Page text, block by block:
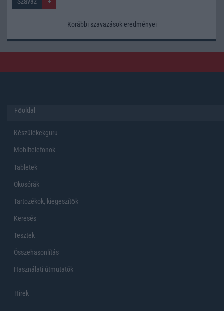
Korábbi szavazások eredményei
Főoldal
Készülékekguru
Mobiltelefonok
Tabletek
Okosórák
Tartozékok, kiegeszítők
Keresés
Tesztek
Összehasonlítás
Használati útmutatók
Hirek